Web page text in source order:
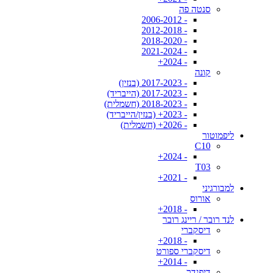
סנטה פה
- 2006-2012
- 2012-2018
- 2018-2020
- 2021-2024
- 2024+
קונה
- 2017-2023 (בנזין)
- 2017-2023 (הייבריד)
- 2018-2023 (חשמלית)
- 2023+ (בנזין/הייבריד)
- 2026+ (חשמלית)
ליפמוטור
C10
- 2024+
T03
- 2021+
למבורגיני
אורוס
- 2018+
לנד רובר / ריינג רובר
דיסקברי
- 2018+
דיסקברי ספורט
- 2014+